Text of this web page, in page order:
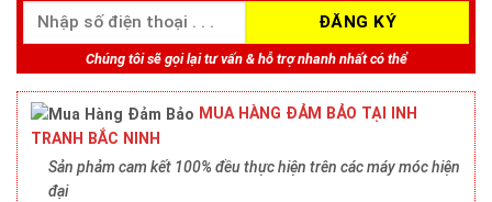
Chúng tôi sẽ gọi lại tư vấn & hỗ trợ nhanh nhất có thể
MUA HÀNG ĐẢM BẢO TẠI INH
TRANH BẮC NINH
Sản phảm cam kết 100% đều thực hiện trên các máy móc hiện
đại